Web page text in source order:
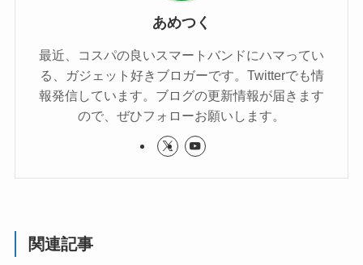
あめつく
最近、コスパの良いスマートバンドにハマってい
る、ガジェット好きブロガーです。Twitterでも情
報発信しています。ブログの更新情報が届きます
ので、ぜひフォローお願いします。
関連記事